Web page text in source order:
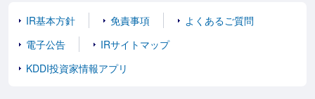
IR基本方針 免責事項
よくあるご質問
電子公告
IRサイトマップ
KDDI投資家情報アプリ